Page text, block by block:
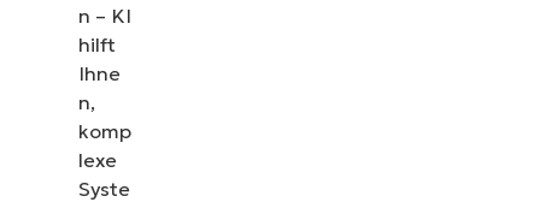
n – KI
hilft
Ihne
n,
komp
lexe
Syste